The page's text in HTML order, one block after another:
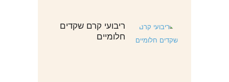
ריבועי קרם שקדים
חלומיים